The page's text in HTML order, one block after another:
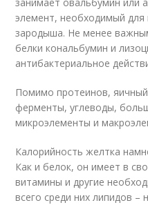
элемент, необходимый для
зародыша. Не менее
белки кональбумин и
антибактериальное
Помимо протеинов,
ферменты, углеводы,
микроэлементы и
Калорийность желтка
Как и белок, он имеет в
витамины и другие
всего среди них липидов –